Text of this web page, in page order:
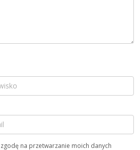
na przetwarzanie moich danych